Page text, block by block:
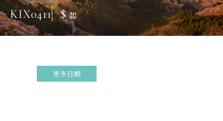
KIX0411 $起
更多日期